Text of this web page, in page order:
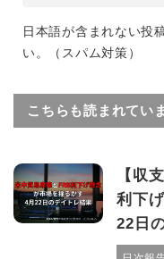
日本語が含まれない投
い。（スパム対策）
こちらも読まれてい
【収
利下
22日